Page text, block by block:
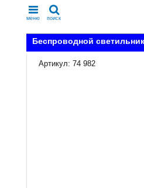
меню поиск
Беспроводной
Артикул: 74 982